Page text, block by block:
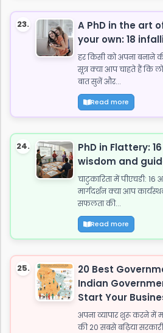
23.
A PhD in the art
your own: 18
हर किसी को अपना बनाने
सूत्र क्या आप चाहते हैं
बात सुनें और...
Read more
24.
PhD in Flattery:
wisdom and
चाटुकारिता में पीएचडी:
मार्गदर्शन क्या आप
सफलता की...
Read more
25.
20 Best
Indian
Start Your
अपना व्यापार शुरू करने में
की 20 सबसे बढ़िया